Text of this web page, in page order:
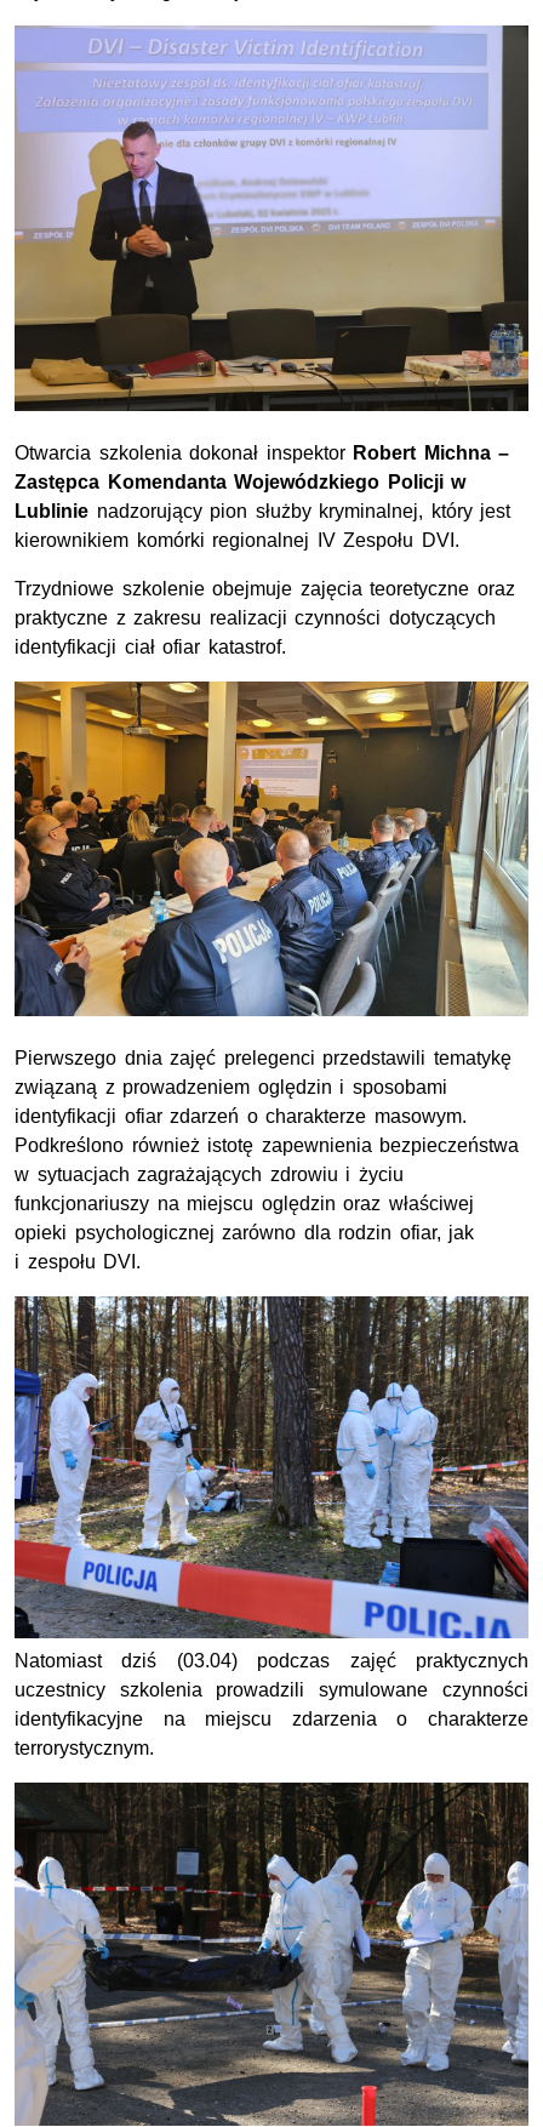
Otwarcia szkolenia dokonał inspektor Robert Michna –
Zastępca Komendanta Wojewódzkiego Policji w
Lublinie nadzorujący pion służby kryminalnej, który jest
kierownikiem komórki regionalnej IV Zespołu DVI.
Trzydniowe szkolenie obejmuje zajęcia teoretyczne oraz
praktyczne z zakresu realizacji czynności dotyczących
identyfikacji ciał ofiar katastrof.
Pierwszego dnia zajęć prelegenci przedstawili tematykę
związaną z prowadzeniem oględzin i sposobami
identyfikacji ofiar zdarzeń o charakterze masowym.
Podkreślono również istotę zapewnienia bezpieczeństwa
w sytuacjach zagrażających zdrowiu i życiu
funkcjonariuszy na miejscu oględzin oraz właściwej
opieki psychologicznej zarówno dla rodzin ofiar, jak
i zespołu DVI.
Natomiast dziś (03.04) podczas zajęć praktycznych
uczestnicy szkolenia prowadzili symulowane czynności
identyfikacyjne na miejscu zdarzenia o charakterze
terrorystycznym.